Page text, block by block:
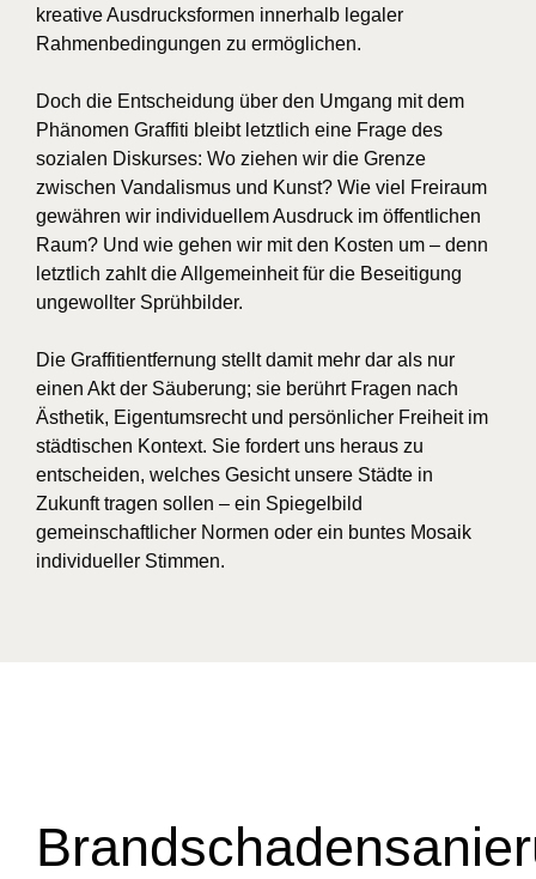
kreative Ausdrucksformen innerhalb legaler
Rahmenbedingungen zu ermöglichen.
Doch die Entscheidung über den Umgang mit dem
Phänomen Graffiti bleibt letztlich eine Frage des
sozialen Diskurses: Wo ziehen wir die Grenze
zwischen Vandalismus und Kunst? Wie viel Freiraum
gewähren wir individuellem Ausdruck im öffentlichen
Raum? Und wie gehen wir mit den Kosten um – denn
letztlich zahlt die Allgemeinheit für die Beseitigung
ungewollter Sprühbilder.
Die Graffitientfernung stellt damit mehr dar als nur
einen Akt der Säuberung; sie berührt Fragen nach
Ästhetik, Eigentumsrecht und persönlicher Freiheit im
städtischen Kontext. Sie fordert uns heraus zu
entscheiden, welches Gesicht unsere Städte in
Zukunft tragen sollen – ein Spiegelbild
gemeinschaftlicher Normen oder ein buntes Mosaik
individueller Stimmen.